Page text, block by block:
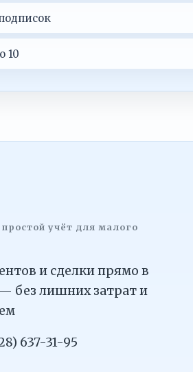
10
учёт для малого
и сделки прямо в
без лишних затрат и
637-31-95